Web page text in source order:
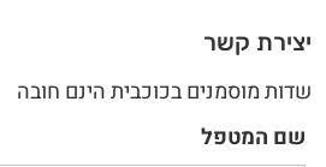
יצירת קשר
שדות מוסמנים בכוכבית הינם חובה
שם המטפל